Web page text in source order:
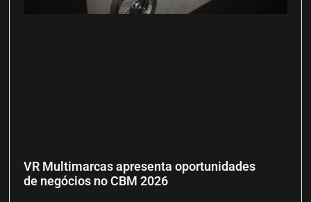
VR Multimarcas apresenta oportunidades
de negócios no CBM 2026